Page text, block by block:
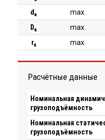
da max.
Da max.
ra max.
Расчётные данные
Номинальная
грузоподъёмность
Номинальная
грузоподъёмность